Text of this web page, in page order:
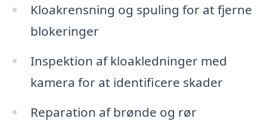
Kloakrensning og spuling for at fjerne
blokeringer
Inspektion af kloakledninger med
kamera for at identificere skader
Reparation af brønde og rør